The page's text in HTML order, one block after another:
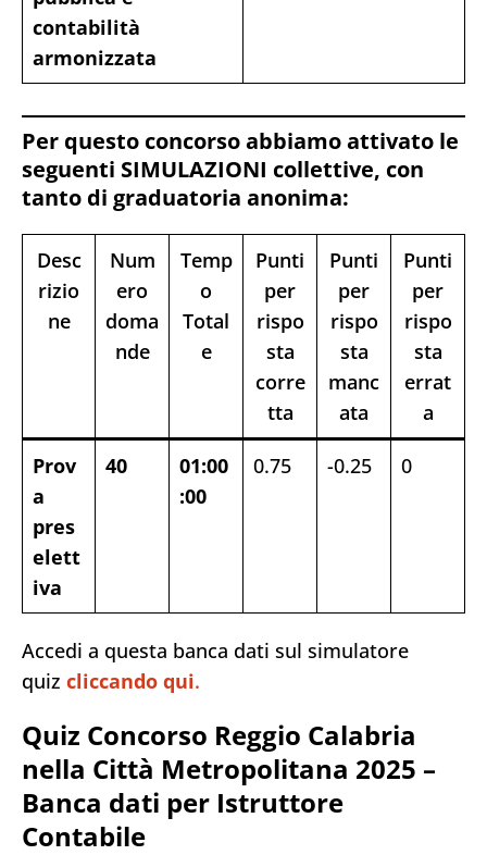
contabilità
armonizzata
Per questo concorso abbiamo attivato le
seguenti SIMULAZIONI collettive, con
tanto di graduatoria anonima:
Desc
rizio
ne
Num
ero
doma
nde
Temp
o
Total
e
Punti
per
rispo
sta
corre
tta
Punti
per
rispo
sta
manc
ata
Punti
per
rispo
sta
errat
a
Prov
a
pres
elett
iva
40
01:00
:00
0.75 -0.25 0
Accedi a questa banca dati sul simulatore
quiz cliccando qui.
Quiz Concorso Reggio Calabria
nella Città Metropolitana 2025 –
Banca dati per Istruttore
Contabile